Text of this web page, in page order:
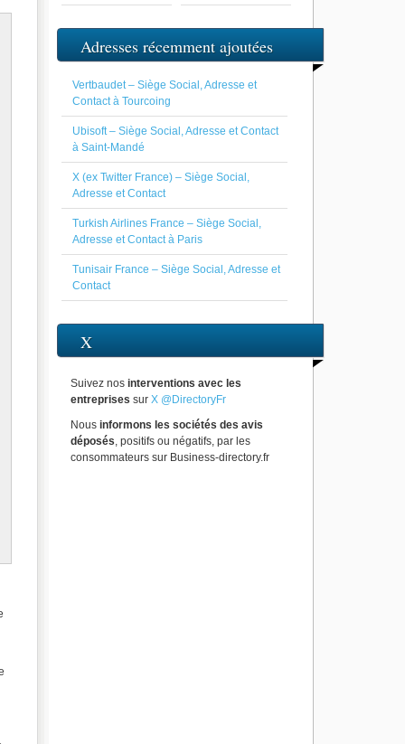
Adresses récemment ajoutées
Vertbaudet – Siège Social, Adresse et
Contact à Tourcoing
Ubisoft – Siège Social, Adresse et Contact
à Saint-Mandé
X (ex Twitter France) – Siège Social,
Adresse et Contact
Turkish Airlines France – Siège Social,
Adresse et Contact à Paris
Tunisair France – Siège Social, Adresse et
Contact
X
Suivez nos interventions avec les
entreprises sur X @DirectoryFr
Nous informons les sociétés des avis
déposés, positifs ou négatifs, par les
consommateurs sur Business-directory.fr